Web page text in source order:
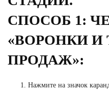
СПОСОБ 1:
«ВОРОНКИ
ПРОДАЖ»:
Нажмите на значок